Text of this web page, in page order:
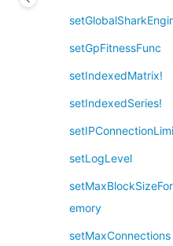
setGpFitnessFunc
setIndexedMatrix!
setIndexedSeries!
setLogLevel
emory
setMaxConnections